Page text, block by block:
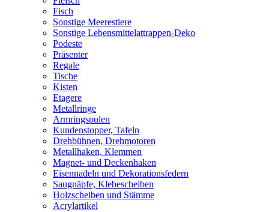
Fisch
Sonstige Meerestiere
Sonstige Lebensmittelattrappen-Deko
Podeste
Präsenter
Regale
Tische
Kisten
Etagere
Metallringe
Armringspulen
Kundenstopper, Tafeln
Drehbühnen, Drehmotoren
Metallhaken, Klemmen
Magnet- und Deckenhaken
Eisennadeln und Dekorationsfedern
Saugnäpfe, Klebescheiben
Holzscheiben und Stämme
Acrylartikel